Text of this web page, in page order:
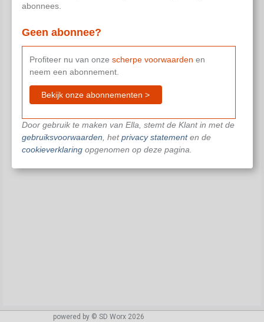
powered by © SD Worx 2026
abonnees.
Geen abonnee?
Profiteer nu van onze scherpe voorwaarden en
neem een abonnement.
Bekijk onze abonnementen >
Door gebruik te maken van Ella, stemt de Klant in met de
gebruiksvoorwaarden , hetprivacy statementen de
cookieverklaringopgenomen op deze pagina.